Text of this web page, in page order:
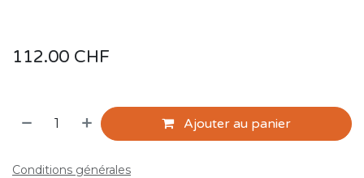
112.00 CHF
Ajouter au panier
Conditions générales